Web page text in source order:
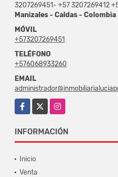
3207269451- +57 3207269412
Manizales - Caldas - Colombia
MÓVIL
+573207269451
TELÉFONO
+576068933260
EMAIL
Facebook
Instagram
INFORMACIÓN
Inicio
Venta